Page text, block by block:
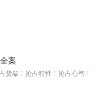
案
货架！抢占特性！抢占心智！